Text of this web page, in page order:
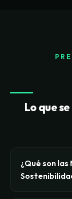
Lo que
¿Qué son